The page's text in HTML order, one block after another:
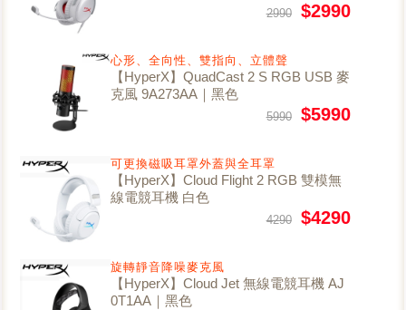
2990 $2990
心形、全向性、雙指向、立體聲
【HyperX】QuadCast 2 S RGB USB 麥
克風 9A273AA｜黑色
5990 $5990
可更換磁吸耳罩外蓋與全耳罩
【HyperX】Cloud Flight 2 RGB 雙模無
線電競耳機 白色
4290 $4290
旋轉靜音降噪麥克風
【HyperX】Cloud Jet 無線電競耳機 AJ
0T1AA｜黑色